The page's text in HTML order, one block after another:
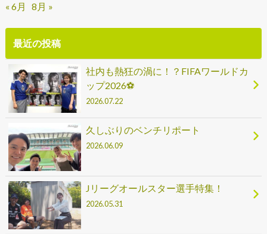
« 6月
8月 »
最近の投稿
社内も熱狂の渦に！？FIFAワールドカ
ップ2026⚽
2026.07.22
久しぶりのベンチリポート
2026.06.09
Jリーグオールスター選手特集！
2026.05.31